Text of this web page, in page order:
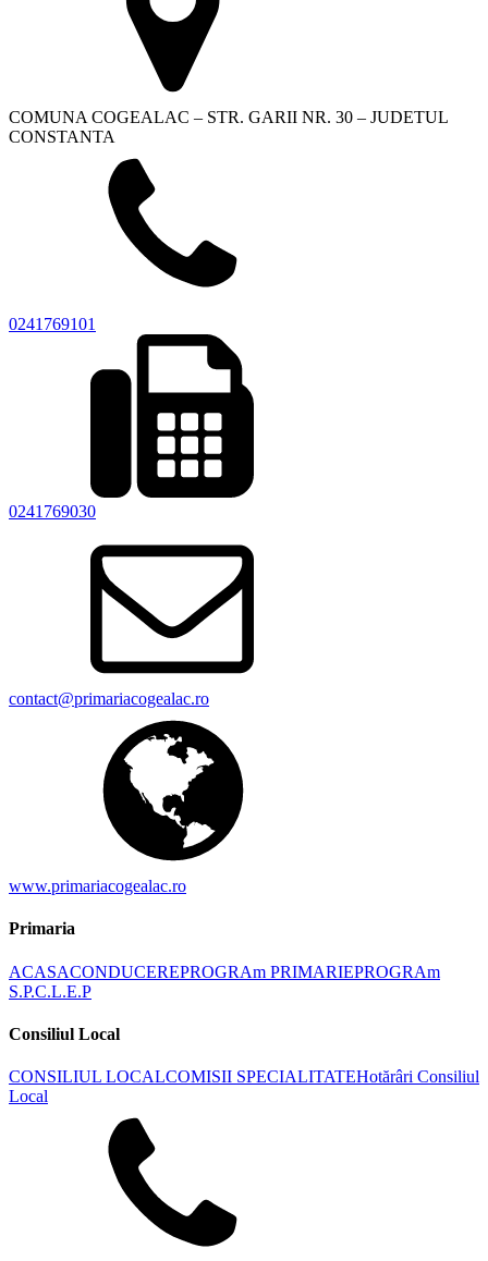
COMUNA COGEALAC – STR. GARII NR. 30 – JUDETUL
CONSTANTA
0241769101
0241769030
contact@primariacogealac.ro
www.primariacogealac.ro
Primaria
ACASACONDUCEREPROGRAm PRIMARIEPROGRAm
S.P.C.L.E.P
Consiliul Local
CONSILIUL LOCALCOMISII SPECIALITATEHotărâri Consiliul
Local